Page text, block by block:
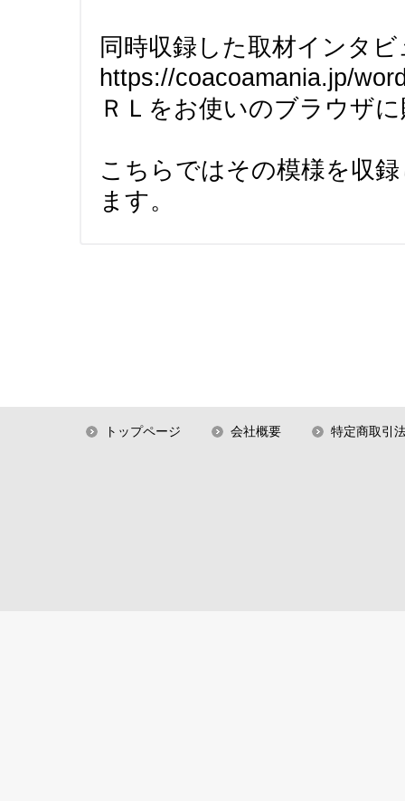
同時収録した取材インタ
https://coacoamania.jp/
ＲＬをお使いのブラウザ
こちらではその模様を収
ます。
トップページ 会社概要 特定商取引